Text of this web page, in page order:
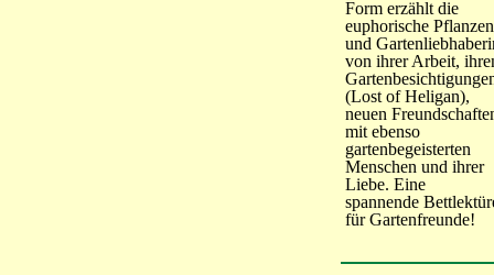
Form erzählt die
euphorische
und
von ihrer Arbeit,
(Lost of Heligan),
neuen
mit ebenso
gartenbegeisterten
Menschen und ihrer
Liebe. Eine
spannende
für Gartenfreunde!